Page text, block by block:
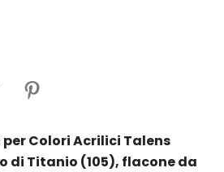
Colori Acrilici Talens
di Titanio (105), flacone da